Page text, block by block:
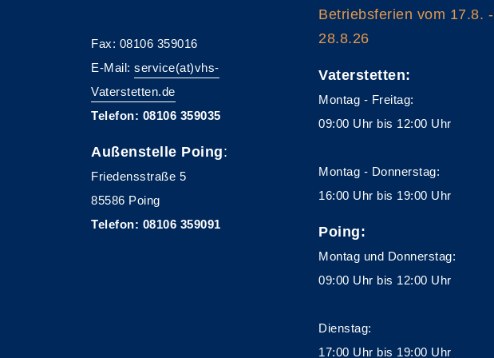
Fax: 08106 359016
E-Mail: service(at)vhs-
Vaterstetten.de
Telefon: 08106 359035
Außenstelle Poing:
Friedensstraße 5
85586 Poing
Telefon: 08106 359091
Betriebsferien vom 17.8. -
28.8.26
Vaterstetten:
Montag - Freitag:
09:00 Uhr bis 12:00 Uhr
Montag - Donnerstag:
16:00 Uhr bis 19:00 Uhr
Poing:
Montag und Donnerstag:
09:00 Uhr bis 12:00 Uhr
Dienstag:
17:00 Uhr bis 19:00 Uhr